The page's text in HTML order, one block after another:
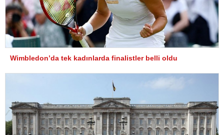
Wimbledon’da tek kadınlarda finalistler belli oldu